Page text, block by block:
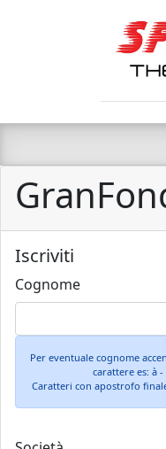
Iscriviti
Cognome
Per eventuale cognome
carattere es: à -
Caratteri con apostrofo